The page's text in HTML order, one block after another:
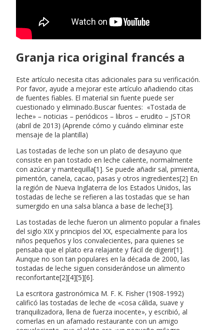
Granja rica original francés a
Este artículo necesita citas adicionales para su verificación.
Por favor, ayude a mejorar este artículo añadiendo citas
de fuentes fiables. El material sin fuente puede ser
cuestionado y eliminado.Buscar fuentes: «Tostada de
leche» – noticias – periódicos – libros – erudito – JSTOR
(abril de 2013) (Aprende cómo y cuándo eliminar este
mensaje de la plantilla)
Las tostadas de leche son un plato de desayuno que
consiste en pan tostado en leche caliente, normalmente
con azúcar y mantequilla[1]. Se puede añadir sal, pimienta,
pimentón, canela, cacao, pasas y otros ingredientes[2] En
la región de Nueva Inglaterra de los Estados Unidos, las
tostadas de leche se refieren a las tostadas que se han
sumergido en una salsa blanca a base de leche[3].
Las tostadas de leche fueron un alimento popular a finales
del siglo XIX y principios del XX, especialmente para los
niños pequeños y los convalecientes, para quienes se
pensaba que el plato era relajante y fácil de digerir[1].
Aunque no son tan populares en la década de 2000, las
tostadas de leche siguen considerándose un alimento
reconfortante[2][4][5][6].
La escritora gastronómica M. F. K. Fisher (1908-1992)
calificó las tostadas de leche de «cosa cálida, suave y
tranquilizadora, llena de fuerza inocente», y escribió, al
comerlas en un afamado restaurante con un amigo